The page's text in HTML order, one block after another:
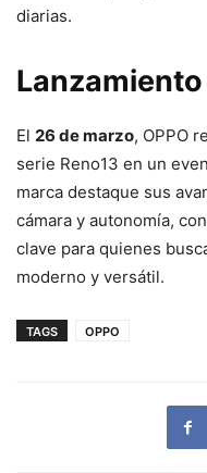
diarias.
El 26 de marzo, OPPO
serie Reno13 en un
marca destaque sus
cámara y autonomía,
clave para quienes
moderno y versátil.
TAGS OPPO